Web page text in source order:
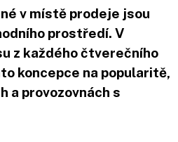
v místě prodeje jsou
prostředí. V
z každého čtverečního
koncepce na popularitě,
a provozovnách s